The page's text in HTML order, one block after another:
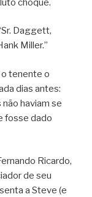
choque.
Daggett,
Miller.”
tenente o
dias antes:
haviam se
fosse dado
Ricardo,
de seu
a Steve (e